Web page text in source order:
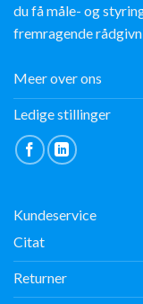
du få måle- og
fremragende
Meer over ons
Ledige stillinger
Kundeservice
Citat
Returner